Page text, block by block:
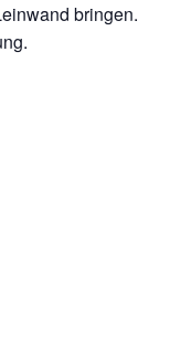
bringen.